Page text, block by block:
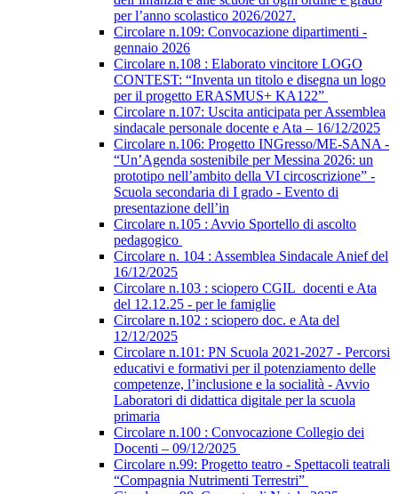
per l’anno scolastico 2026/2027.
Circolare n.109: Convocazione dipartimenti -
gennaio 2026
Circolare n.108 : Elaborato vincitore LOGO
CONTEST: “Inventa un titolo e disegna un logo
per il progetto ERASMUS+ KA122”
Circolare n.107: Uscita anticipata per Assemblea
sindacale personale docente e Ata – 16/12/2025
Circolare n.106: Progetto INGresso/ME-SANA -
“Un’Agenda sostenibile per Messina 2026: un
prototipo nell’ambito della VI circoscrizione” -
Scuola secondaria di I grado - Evento di
presentazione dell’in
Circolare n.105 : Avvio Sportello di ascolto
pedagogico
Circolare n. 104 : Assemblea Sindacale Anief del
16/12/2025
Circolare n.103 : sciopero CGIL_docenti e Ata
del 12.12.25 - per le famiglie
Circolare n.102 : sciopero doc. e Ata del
12/12/2025
Circolare n.101: PN Scuola 2021-2027 - Percorsi
educativi e formativi per il potenziamento delle
competenze, l’inclusione e la socialità - Avvio
Laboratori di didattica digitale per la scuola
primaria
Circolare n.100 : Convocazione Collegio dei
Docenti – 09/12/2025
Circolare n.99: Progetto teatro - Spettacoli teatrali
“Compagnia Nutrimenti Terrestri”